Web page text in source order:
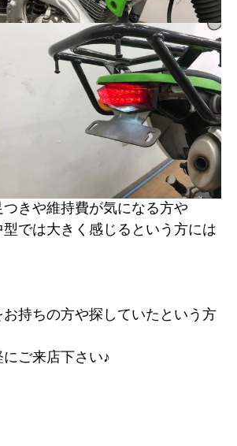
きや維持費が気になる方や
では大きく感じるという方には
持ちの方や探していたという方
ご来店下さい♪